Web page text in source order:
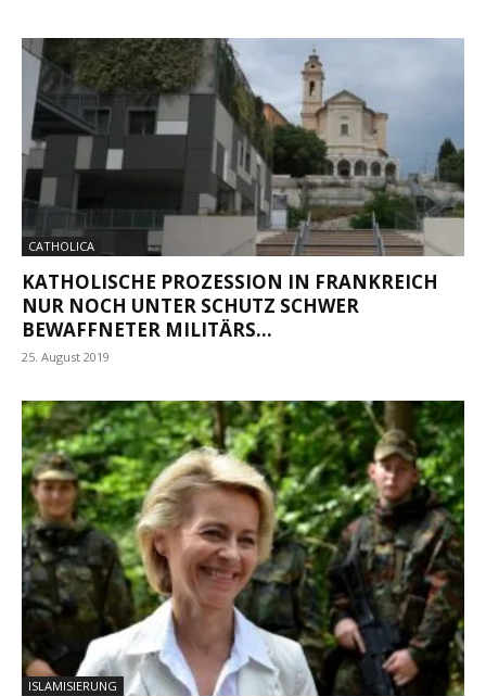
CATHOLICA
KATHOLISCHE PROZESSION IN FRANKREICH
NUR NOCH UNTER SCHUTZ SCHWER
BEWAFFNETER MILITÄRS...
25. August 2019
ISLAMISIERUNG